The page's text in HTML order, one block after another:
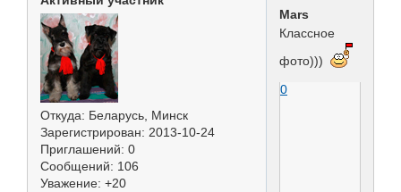
Откуда: Беларусь, Минск
Зарегистрирован: 2013-10-24
Приглашений: 0
Сообщений: 106
Уважение: +20
Mars
Классное
фото)))
0